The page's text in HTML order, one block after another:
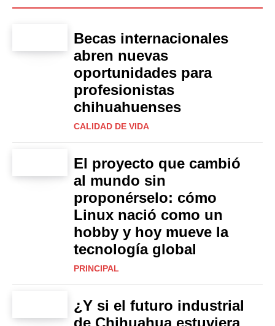
Becas internacionales
abren nuevas
oportunidades para
profesionistas
chihuahuenses
CALIDAD DE VIDA
El proyecto que cambió
al mundo sin
proponérselo: cómo
Linux nació como un
hobby y hoy mueve la
tecnología global
PRINCIPAL
¿Y si el futuro industrial
de Chihuahua estuviera